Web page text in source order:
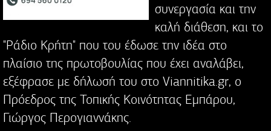
συνεργασία και την
καλή διάθεση, και το
"Ράδιο Κρήτη" που του έδωσε την ιδέα στο
πλαίσιο της πρωτοβουλίας που έχει αναλάβει,
εξέφρασε με δήλωσή του στο Viannitika.gr, ο
Πρόεδρος της Τοπικής Κοινότητας Εμπάρου,
Γιώργος Περογιαννάκης.